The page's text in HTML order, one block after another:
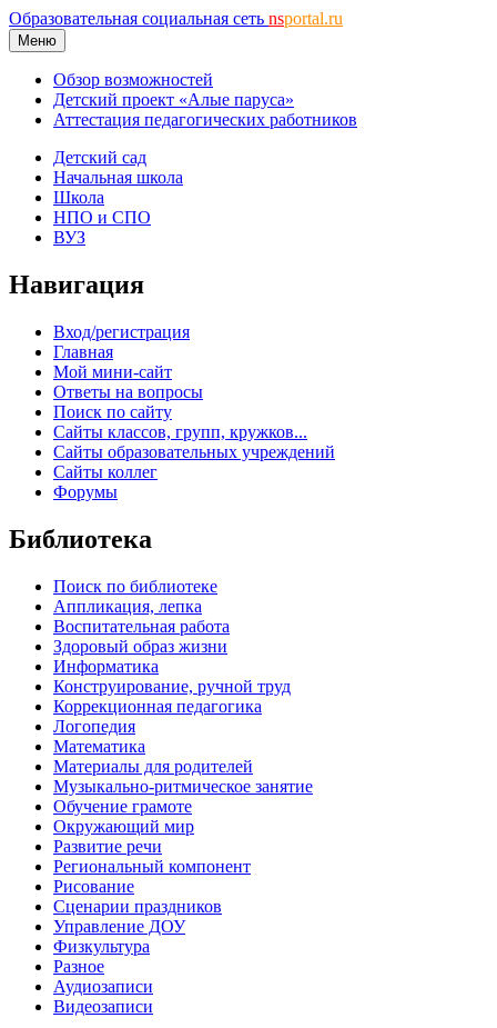
Образовательная социальная сеть nsportal.ru
Меню
Обзор возможностей
Детский проект «Алые паруса»
Аттестация педагогических работников
Детский сад
Начальная школа
Школа
НПО и СПО
ВУЗ
Навигация
Вход/регистрация
Главная
Мой мини-сайт
Ответы на вопросы
Поиск по сайту
Сайты классов, групп, кружков...
Сайты образовательных учреждений
Сайты коллег
Форумы
Библиотека
Поиск по библиотеке
Аппликация, лепка
Воспитательная работа
Здоровый образ жизни
Информатика
Конструирование, ручной труд
Коррекционная педагогика
Логопедия
Математика
Материалы для родителей
Музыкально-ритмическое занятие
Обучение грамоте
Окружающий мир
Развитие речи
Региональный компонент
Рисование
Сценарии праздников
Управление ДОУ
Физкультура
Разное
Аудиозаписи
Видеозаписи